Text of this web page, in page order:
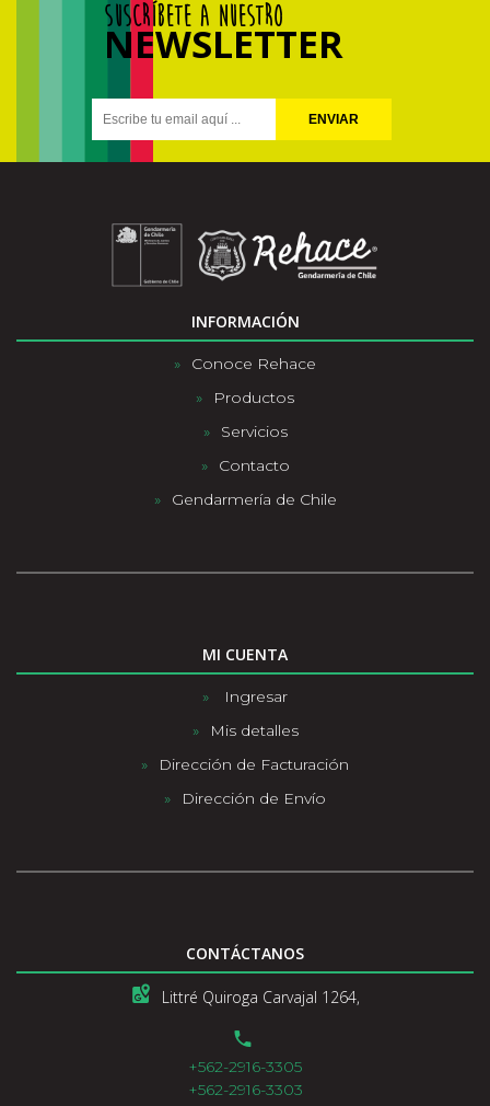
SUSCRÍBETE A NUESTRO
NEWSLETTER
ENVIAR
INFORMACIÓN
Conoce Rehace
Productos
Servicios
Contacto
Gendarmería de Chile
MI CUENTA
Ingresar
Mis detalles
Dirección de Facturación
Dirección de Envío
CONTÁCTANOS
Littré Quiroga Carvajal 1264,
+562-2916-3305
+562-2916-3303